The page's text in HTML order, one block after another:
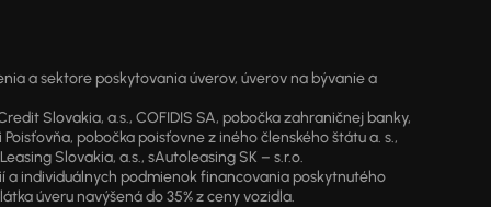
a sektore poskytovania úverov, úverov na bývanie a
Slovakia, a.s., COFIDIS SA, pobočka zahraničnej banky,
pobočka poisťovne z iného členského štátu a. s.,
Slovakia, a.s., sAutoleasing SK – s.r.o.
a individuálnych podmienok financovania poskytnutého
úveru navýšená do 35% z ceny vozidla.